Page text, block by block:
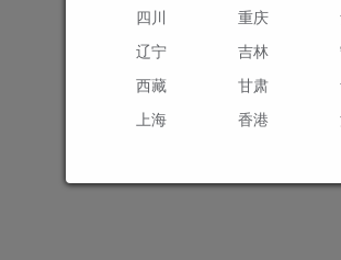
四川
重庆
辽宁
吉林
西藏
甘肃
上海
香港